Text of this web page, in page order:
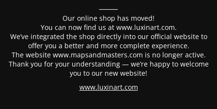
⸻
Our online shop has moved!
You can now find us at www.luxinart.com.
We’ve integrated the shop directly into our official website to
offer you a better and more complete experience.
The website www.mapsandmasters.com is no longer active.
Thank you for your understanding — we’re happy to welcome
you to our new website!
www.luxinart.com